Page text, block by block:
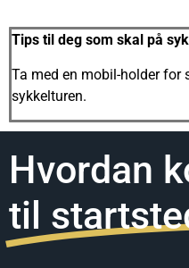
Tips til deg som skal på
Ta med en mobil-holder for
sykkelturen.
Hvordan
til